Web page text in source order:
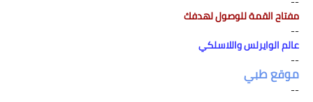
مفتاح القمة للوصول لهدفك
--
عالم الوايرلس واللاسلكي
--
موقع طبي
--